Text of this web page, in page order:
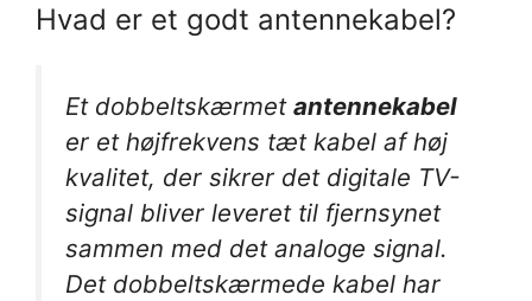
Hvad er et godt antennekabel?
Et dobbeltskærmet antennekabel
er et højfrekvens tæt kabel af høj
kvalitet, der sikrer det digitale TV-
signal bliver leveret til fjernsynet
sammen med det analoge signal.
Det dobbeltskærmede kabel har